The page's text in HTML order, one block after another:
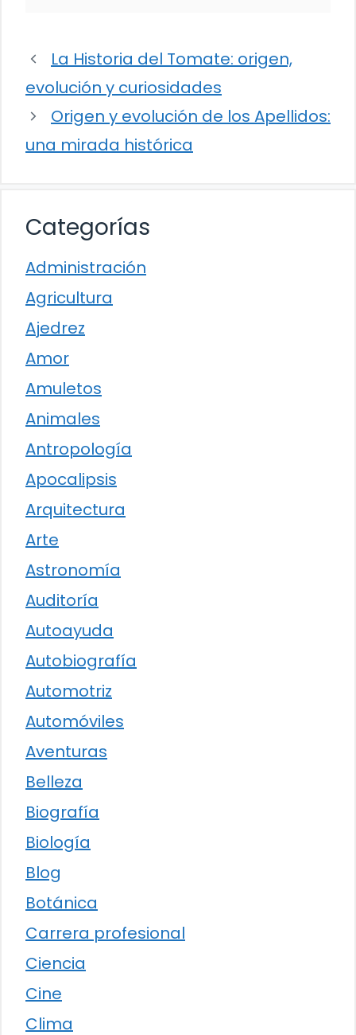
La Historia del Tomate: origen,
evolución y curiosidades
Origen y evolución de los Apellidos:
una mirada histórica
Categorías
Administración
Agricultura
Ajedrez
Amor
Amuletos
Animales
Antropología
Apocalipsis
Arquitectura
Arte
Astronomía
Auditoría
Autoayuda
Autobiografía
Automotriz
Automóviles
Aventuras
Belleza
Biografía
Biología
Blog
Botánica
Carrera profesional
Ciencia
Cine
Clima